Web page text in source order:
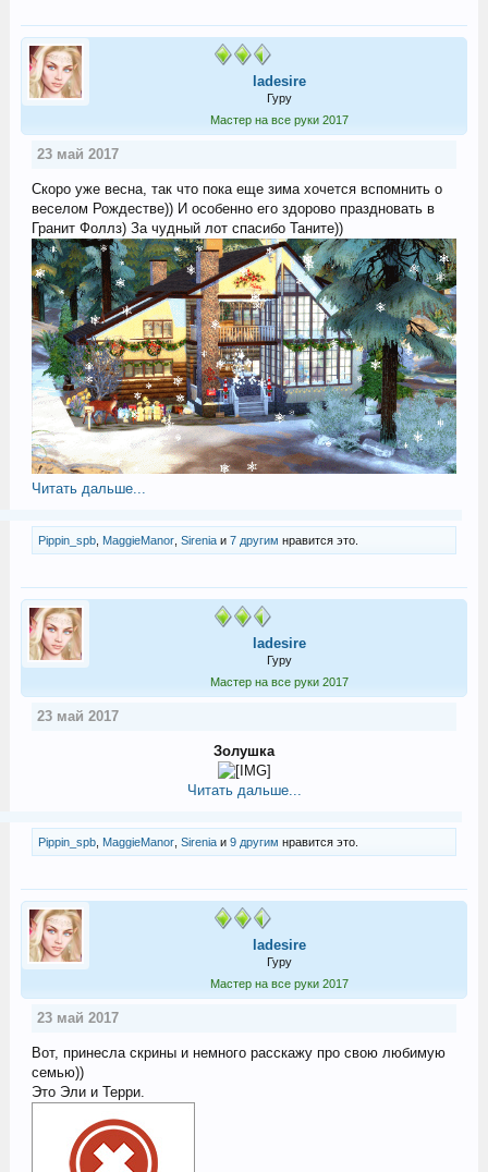
ladesire
Гуру
Мастер на все руки 2017
23 май 2017
Скоро уже весна, так что пока еще зима хочется вспомнить о
веселом Рождестве)) И особенно его здорово праздновать в
Гранит Фоллз) За чудный лот спасибо Таните))
Читать дальше...
Pippin_spb, MaggieManor, Sireniaи 7 другим нравится это.
ladesire
Гуру
Мастер на все руки 2017
23 май 2017
Золушка
Читать дальше...
Pippin_spb, MaggieManor, Sireniaи 9 другим нравится это.
ladesire
Гуру
Мастер на все руки 2017
23 май 2017
Вот, принесла скрины и немного расскажу про свою любимую
семью))
Это Эли и Терри.